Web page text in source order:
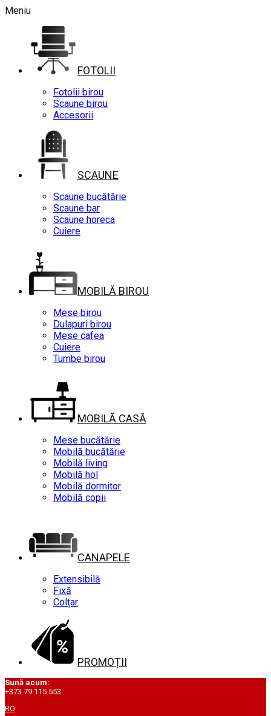
Meniu
FOTOLII
Fotolii birou
Scaune birou
Accesorii
SCAUNE
Scaune bucătărie
Scaune bar
Scaune horeca
Cuiere
MOBILĂ BIROU
Mese birou
Dulapuri birou
Mese cafea
Cuiere
Tumbe birou
MOBILĂ CASĂ
Mese bucătărie
Mobilă bucătărie
Mobilă living
Mobilă hol
Mobilă dormitor
Mobilă copii
CANAPELE
Extensibilă
Fixă
Colțar
PROMOȚII
Sună acum:
+373 79 115 553
RO